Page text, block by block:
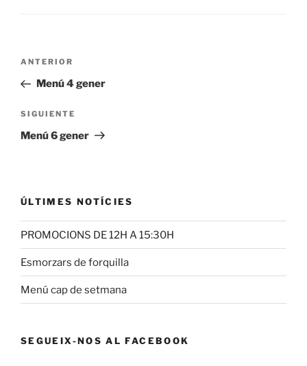
Navegación
entradas
Entrada
anterior:
ANTERIOR
Menú 4 gener
Siguiente
entrada
SIGUIENTE
Menú 6 gener
ÚLTIMES NOTÍCIES
PROMOCIONS DE 12H A 15:30H
Esmorzars de forquilla
Menú cap de setmana
SEGUEIX-NOS AL FACEBOOK